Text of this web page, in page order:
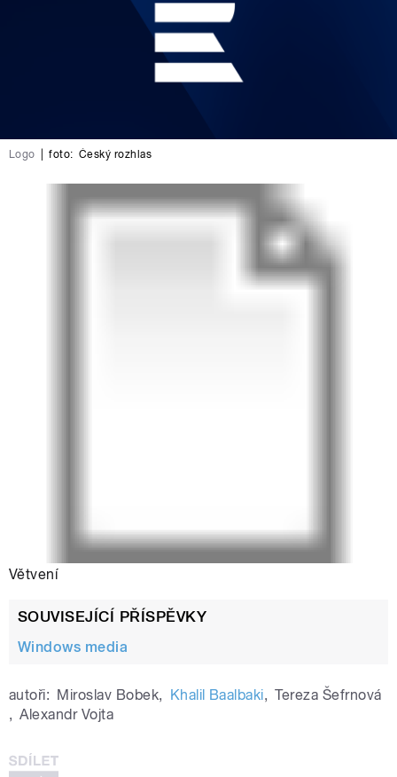
Logo foto: Český rozhlas
Větvení
SOUVISEJÍCÍ PŘÍSPĚVKY
Windows media
autoři: Miroslav Bobek, Khalil Baalbaki, Tereza Šefrnová
, Alexandr Vojta